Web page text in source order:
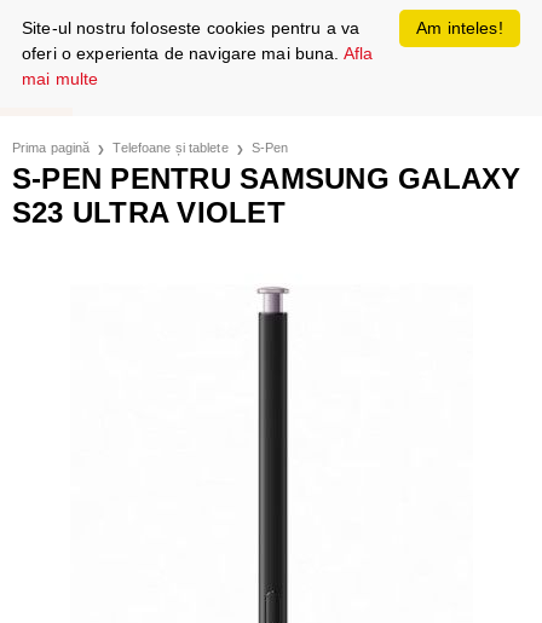
Prima pagină Telefoane și tablete S-Pen
S-PEN PENTRU SAMSUNG GALAXY
S23 ULTRA VIOLET
Am inteles!
Site-ul nostru foloseste cookies pentru a va
oferi o experienta de navigare mai buna. Afla
mai multe